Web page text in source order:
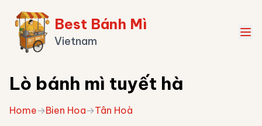
Best Bánh Mì
Vietnam
Lò bánh mì tuyết hà
Home→Bien Hoa→Tân Hoà